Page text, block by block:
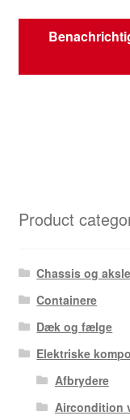
Product
Chassis og
Containere
Dæk og fælge
Elektriske
Afbrydere
Aircondition